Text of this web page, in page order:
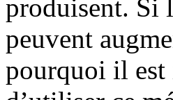
produisent. Si
peuvent
pourquoi il est